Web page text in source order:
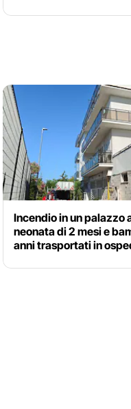
Incendio in un palazzo
neonata di 2 mesi e
anni trasportati in